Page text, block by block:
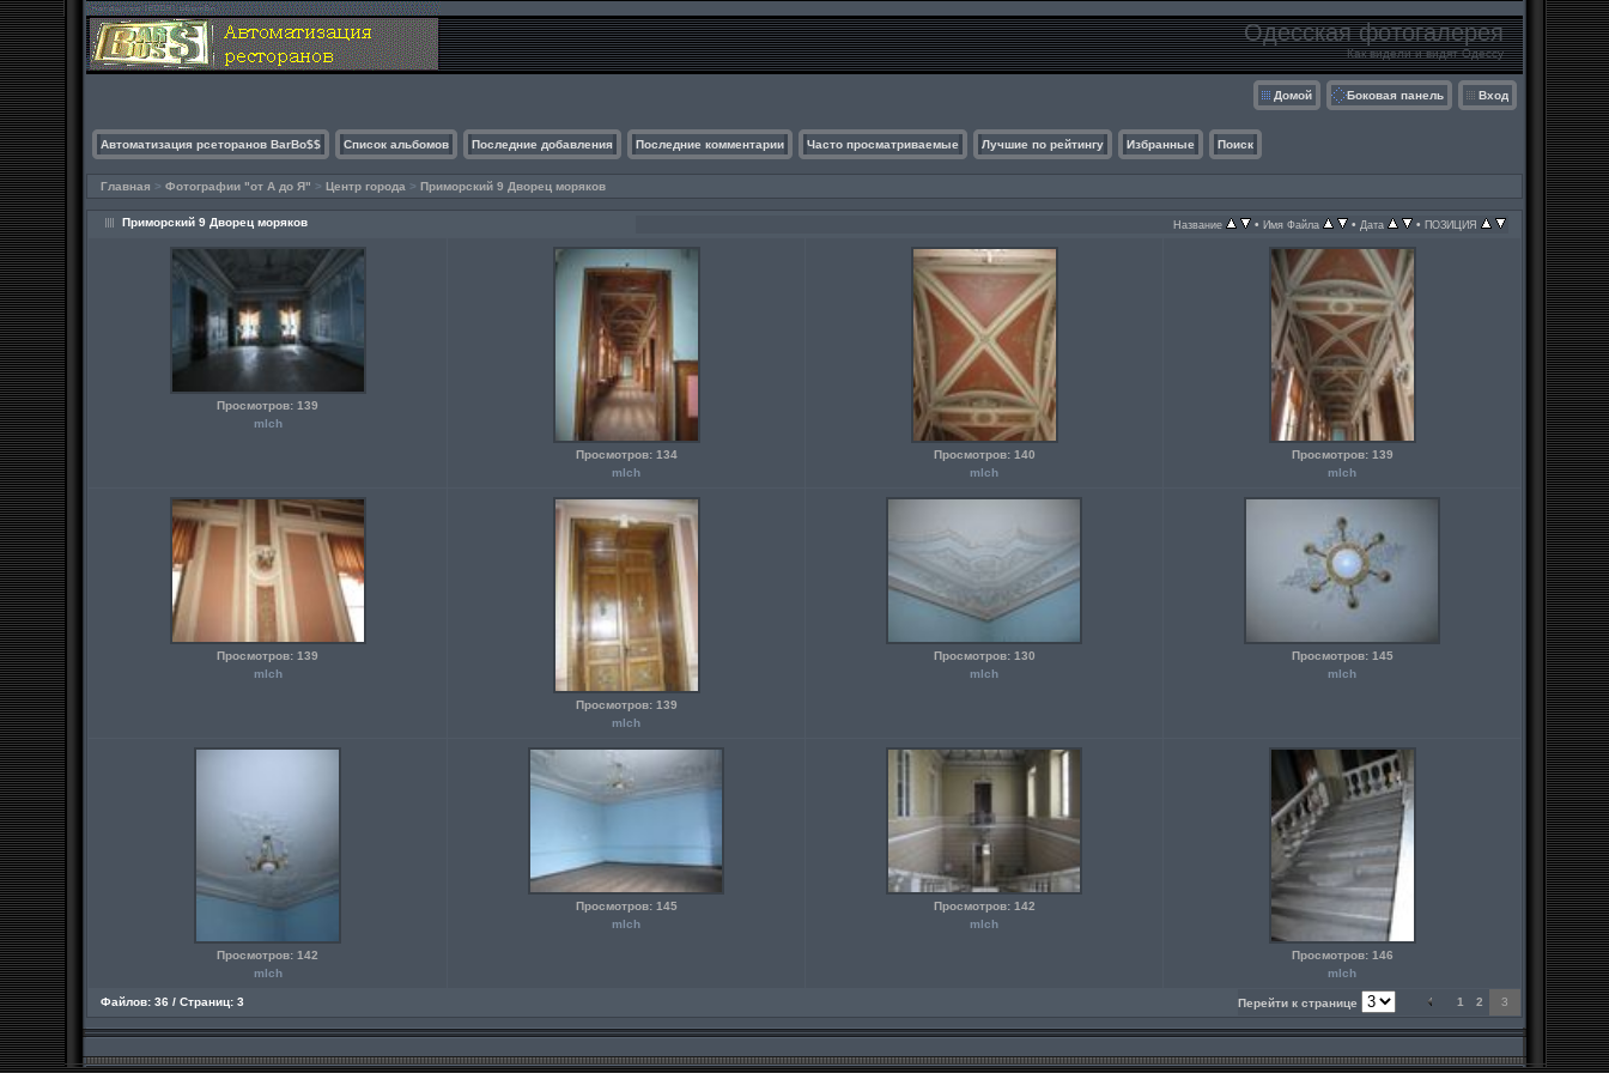
Одесская фотогалерея
Как видели и видят Одессу
Домой Боковая панель Вход
Автоматизация рсеторанов BarBo$$ Список альбомов Последние добавления Последние комментарии Часто просматриваемые Лучшие по рейтингу Избранные Поиск
Главная > Фотографии "от А до Я" > Центр города > Приморский 9 Дворец моряков
Приморский 9 Дворец моряков Название • Имя Файла • Дата • ПОЗИЦИЯ
Просмотров: 139
mlch
Просмотров: 134
mlch
Просмотров: 140
mlch
Просмотров: 139
mlch
Просмотров: 139
mlch
Просмотров: 139
mlch
Просмотров: 130
mlch
Просмотров: 145
mlch
Просмотров: 142
mlch
Просмотров: 145
mlch
Просмотров: 142
mlch
Просмотров: 146
mlch
Файлов: 36 / Страниц: 3 Перейти к странице 1 2 3